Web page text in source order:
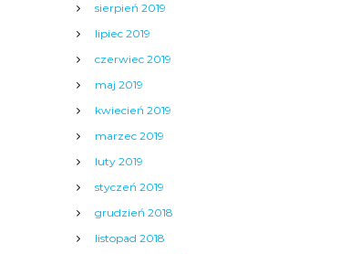
sierpień 2019
lipiec 2019
czerwiec 2019
maj 2019
kwiecień 2019
marzec 2019
luty 2019
styczeń 2019
grudzień 2018
listopad 2018